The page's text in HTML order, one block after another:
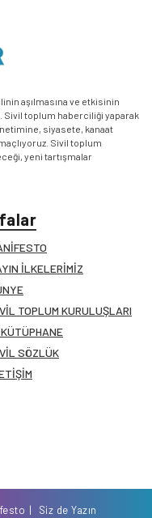
aşılmasına ve etkisinin
Sivil toplum haberciliği yaparak
siyasete, kanaat
Sivil toplum
yeni tartışmalar
İLKELERİMİZ
TOPLUM KURULUŞLARI
SÖZLÜK
Siz de Yazın